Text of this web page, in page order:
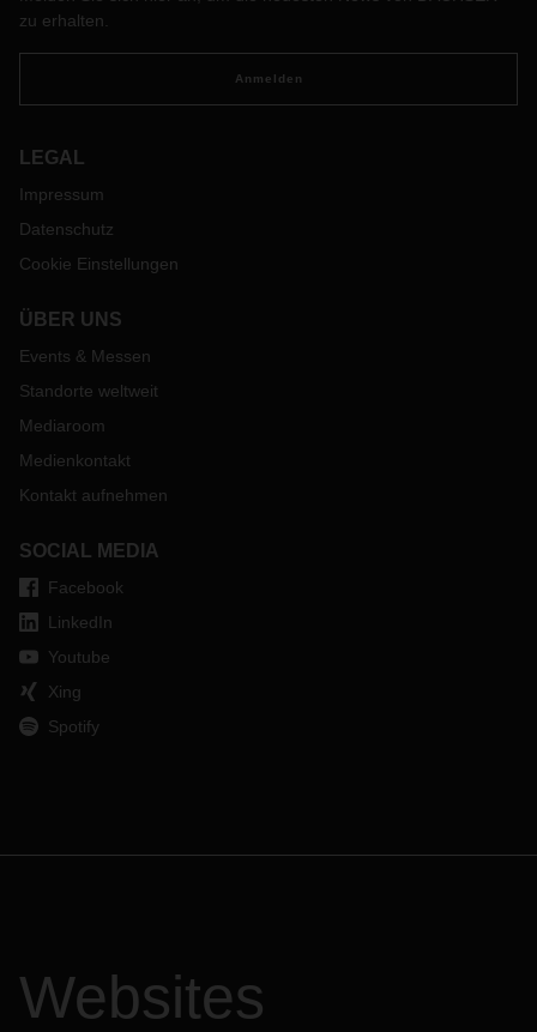
zu erhalten.
Anmelden
LEGAL
Impressum
Datenschutz
Cookie Einstellungen
ÜBER UNS
Events & Messen
Standorte weltweit
Mediaroom
Medienkontakt
Kontakt aufnehmen
SOCIAL MEDIA
Facebook
LinkedIn
Youtube
Xing
Spotify
Websites